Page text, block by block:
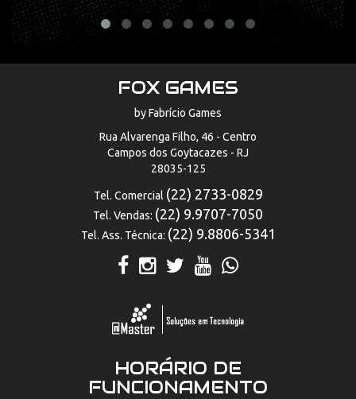
FOX GAMES
by Fabrício Games
Rua Alvarenga Filho, 46 - Centro
Campos dos Goytacazes - RJ
28035-125
Tel. Comercial (22) 2733-0829
Tel. Vendas: (22) 9.9707-7050
Tel. Ass. Técnica: (22) 9.8806-5341
HORÁRIO DE
FUNCIONAMENTO